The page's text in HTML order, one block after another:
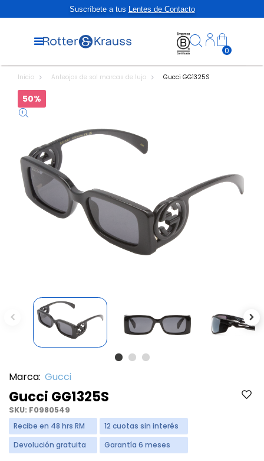
Suscríbete a tus Lentes de Contacto
0
Inicio Anteojos de sol marcas de lujo Gucci GG1325S
50%
Previous
Marca: Gucci
Gucci GG1325S
SKU: F0980549
Recibe en 48 hrs RM
12 cuotas sin interés
Devolución gratuita
Garantía 6 meses